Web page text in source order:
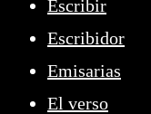
Escribir
Escribidor
Emisarias
El verso